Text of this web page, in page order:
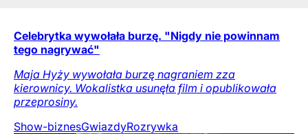
Celebrytka wywołała burzę. "Nigdy nie powinnam
tego nagrywać"
Maja Hyży wywołała burzę nagraniem zza
kierownicy. Wokalistka usunęła film i opublikowała
przeprosiny.
Show-biznesGwiazdyRozrywka